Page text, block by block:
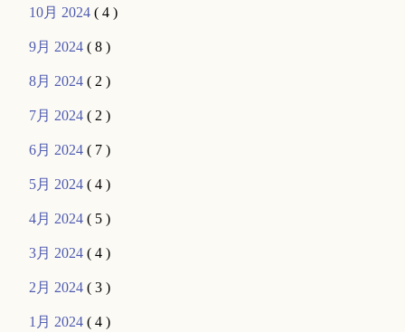
10月 2024( 4 )
9月 2024( 8 )
8月 2024( 2 )
7月 2024( 2 )
6月 2024( 7 )
5月 2024( 4 )
4月 2024( 5 )
3月 2024( 4 )
2月 2024( 3 )
1月 2024( 4 )